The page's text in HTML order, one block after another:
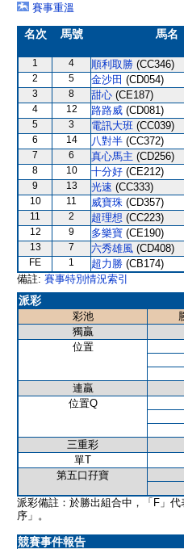
賽事重溫
名次 馬號 馬名
1 4 順利取勝 (CC346)
2 5 金沙田 (CD054)
3 8 甜心 (CE187)
4 12 路路威 (CD081)
5 3 電訊大班 (CC039)
6 14 八對半 (CC372)
7 6 真心馬主 (CD256)
8 10 十分好 (CE212)
9 13 光速 (CC333)
10 11 威寶珠 (CD357)
11 2 超理想 (CC223)
12 9 多樂寶 (CE190)
13 7 六秀雄風 (CD408)
FE 1 超力勝 (CB174)
備註: 賽事特別情況索引
派彩
彩池
獨贏
位置
連贏
位置Q
三重彩
單T
第五口孖寶
派彩備註：於勝出組合中，「F」
序」。
競賽事件報告